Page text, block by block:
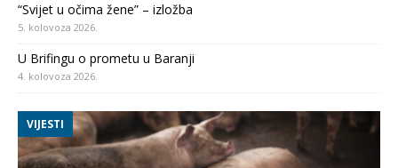
“Svijet u očima žene” – izložba
5. kolovoza 2026.
U Brifingu o prometu u Baranji
4. kolovoza 2026.
VIJESTI